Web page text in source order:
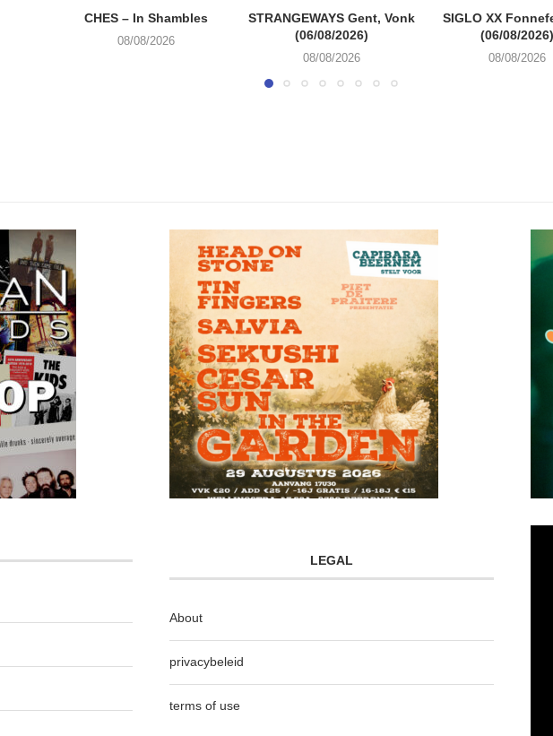
CHES – In Shambles
08/08/2026
STRANGEWAYS Gent, Vonk
(06/08/2026)
08/08/2026
SIGLO XX
(06/08/2026)
08/08/2026
LEGAL
About
privacybeleid
terms of use